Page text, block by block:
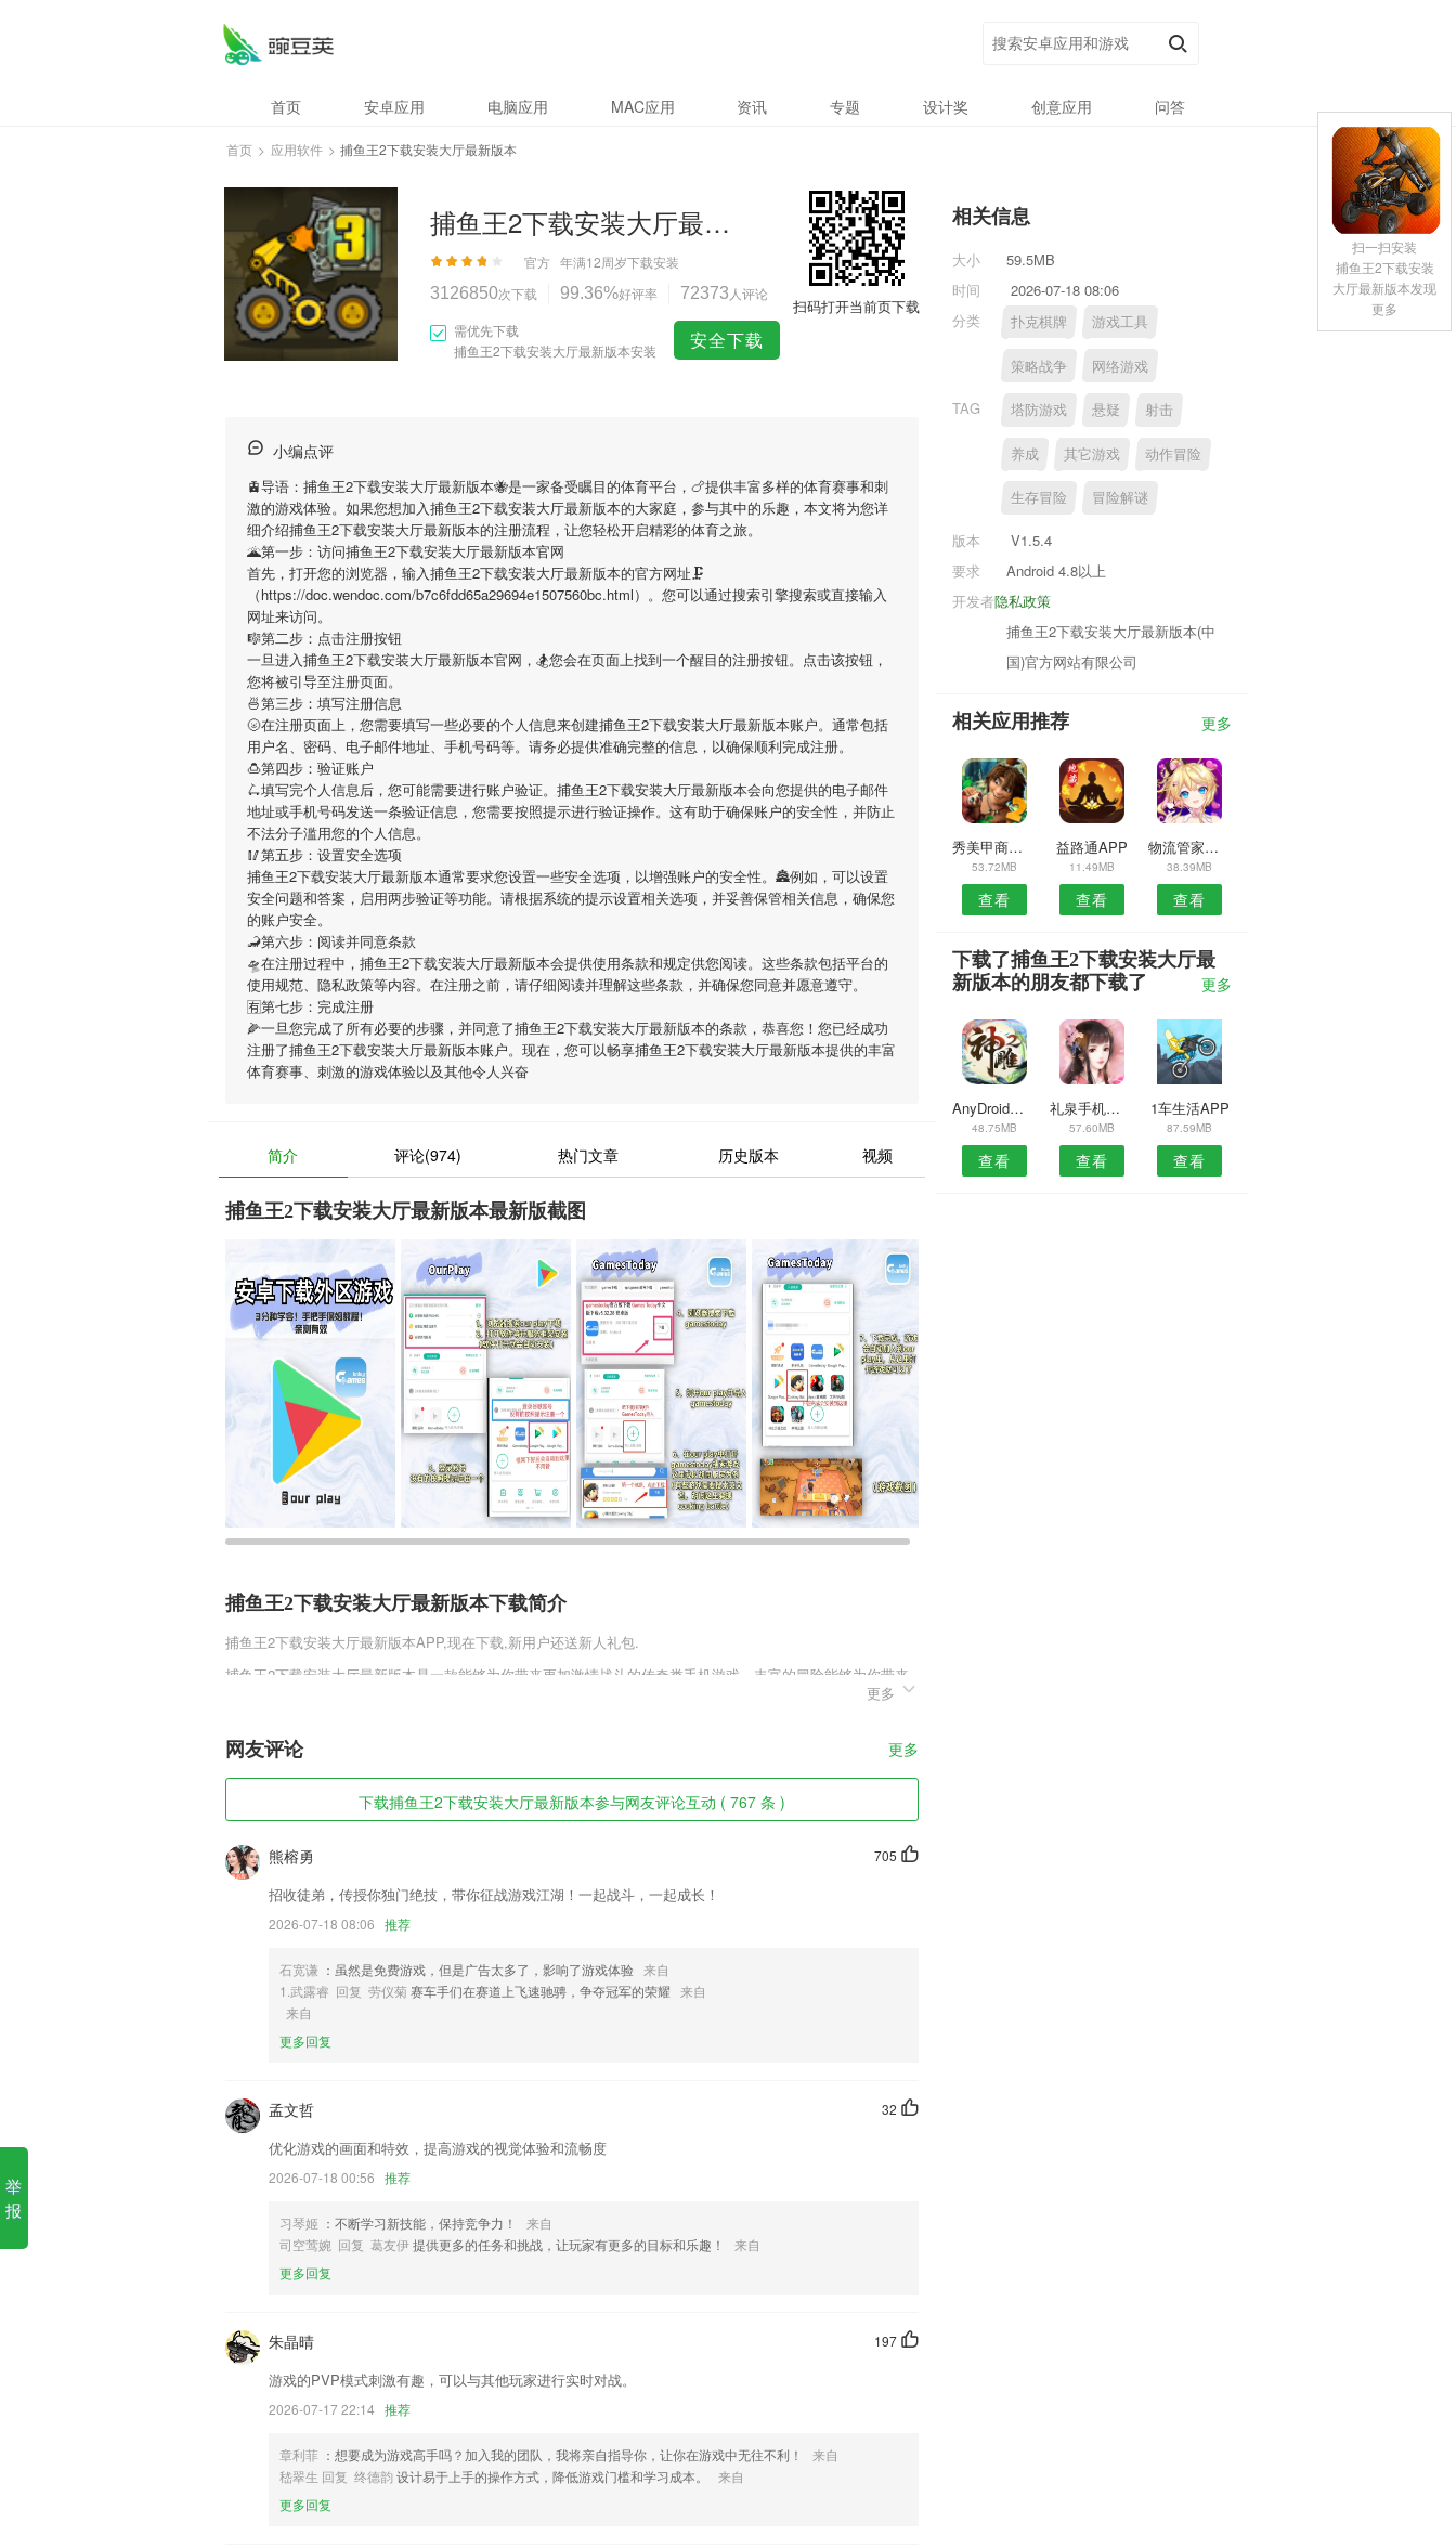
首页 安卓应用 电脑应用 MAC应用 资讯 专题 设计奖 创意应用 问答
首页 > 应用软件 > 捕鱼王2下载安装大厅最新版本
捕鱼王2下载安装大厅最新版本
官方 年满12周岁下载安装
3126850次下载 99.36%好评率 72373 人评论
需优先下载
捕鱼王2下载安装大厅最新版本安装
安全下载
扫码打开当前页下载
小编点评
🚊导语： 捕鱼王2下载安装大厅最新版本🐝是一家备受瞩目的体育平台，🍗提供丰富多样的体育赛事和刺
激的游戏体验。如果您想加入捕鱼王2下载安装大厅最新版本的大家庭，参与其中的乐趣，本文将为您详
细介绍捕鱼王2下载安装大厅最新版本的注册流程，让您轻松开启精彩的体育之旅。
🌋第一步：访问捕鱼王2下载安装大厅最新版本官网
首先，打开您的浏览器，输入捕鱼王2下载安装大厅最新版本的官方网址🗜
（https://doc.wendoc.com/b7c6fdd65a29694e1507560bc.html）。您可以通过搜索引擎搜索或直接输入
网址来访问。
🎼第二步：点击注册按钮
一旦进入捕鱼王2下载安装大厅最新版本官网，🏂您会在页面上找到一个醒目的注册按钮。点击该按钮，
您将被引导至注册页面。
🍜第三步：填写注册信息
🌝在注册页面上，您需要填写一些必要的个人信息来创建捕鱼王2下载安装大厅最新版本账户。通常包括
用户名、密码、电子邮件地址、手机号码等。请务必提供准确完整的信息，以确保顺利完成注册。
🍮第四步：验证账户
🛴填写完个人信息后，您可能需要进行账户验证。 捕鱼王2下载安装大厅最新版本会向您提供的电子邮件
地址或手机号码发送一条验证信息，您需要按照提示进行验证操作。这有助于确保账户的安全性，并防止
不法分子滥用您的个人信息。
🥢第五步：设置安全选项
捕鱼王2下载安装大厅最新版本通常要求您设置一些安全选项，以增强账户的安全性。🏯例如，可以设置
安全问题和答案，启用两步验证等功能。请根据系统的提示设置相关选项，并妥善保管相关信息，确保您
的账户安全。
🦂第六步：阅读并同意条款
🛸在注册过程中， 捕鱼王2下载安装大厅最新版本会提供使用条款和规定供您阅读。这些条款包括平台的
使用规范、隐私政策等内容。在注册之前，请仔细阅读并理解这些条款，并确保您同意并愿意遵守。
🈶第七步：完成注册
🌽一旦您完成了所有必要的步骤，并同意了捕鱼王2下载安装大厅最新版本的条款，恭喜您！您已经成功
注册了捕鱼王2下载安装大厅最新版本账户。现在，您可以畅享捕鱼王2下载安装大厅最新版本提供的丰富
体育赛事、刺激的游戏体验以及其他令人兴奋
简介 评论(974) 热门文章 历史版本 视频
捕鱼王2下载安装大厅最新版本最新版截图
捕鱼王2下载安装大厅最新版本下载简介
捕鱼王2下载安装大厅最新版本APP,现在下载,新用户还送新人礼包.
捕鱼王2下载安装大厅最新版本是一款能够为你带来更加激情战斗的传奇类手机游戏，丰富的冒险能够为你带来
全新的挑战，独有的战斗也能让游戏变得更加的与众不同。战场的设定更加的多变，你可以通过一系列独有的挑
捕鱼王2下载安装大厅最新版本软件特色
2,信息公开提供政府要闻、政府信息、工作动态等政府公 信息
3,有声书：听名师趣味朗读原著，学习朗读技巧，不用担心遇到生字、生词啦；
4,除了无卡收款则可以使用POS收款方式，商户随时可以在此更换自己POS设备；
5,【收入管理】
捕鱼王2下载安装大厅最新版本软件优势
1.通过无字幕听力素材构建听力使用场景，带动听力、口语、单词、语法等能力全面提升
2.【34年级】抽象思维初步培养，同步学习，拓展提高
4.学拼音与文字对应，让您随时随地，逐字句精准学习；
5.社群打卡，组队学习。
6.轻松查变位，支持德语所有十八种变位形式以及变位反查功能；
捕鱼王2下载安装大厅最新版本更新了什么?
修复已知问题；
扫码点餐支持订单自动结账，为您省时省力；
以上是本次更新的全部内容~快去升级叭！有问题欢迎随时到APP内找啵哩哦！
爱岚山坚持正确的政治方向舆论导向和价值取向，贯彻落实党的新闻宣传方针政策把握新闻宣传基调，传播区域
极开展立体化全覆盖新闻宣传，更好引导群众服务群众，打造“新闻政务服务”新型主流综合性服务平台，讲好岚
山故事展示岚山形象感受岚山温度。
联系我们
更多
网友评论 更多
下载捕鱼王2下载安装大厅最新版本参与网友评论互动 ( 767 条 )
705
熊榕勇
招收徒弟，传授你独门绝技，带你征战游戏江湖！一起战斗，一起成长！
2026-07-18 08:06 推荐
石宽谦 ：虽然是免费游戏，但是广告太多了，影响了游戏体验 来自
1.武露睿 回复 劳仪菊赛车手们在赛道上飞速驰骋，争夺冠军的荣耀 来自
来自
更多回复
32
孟文哲
优化游戏的画面和特效，提高游戏的视觉体验和流畅度
2026-07-18 00:56 推荐
习琴姬 ：不断学习新技能，保持竞争力！
来自
司空莺婉 回复 葛友伊提供更多的任务和挑战，让玩家有更多的目标和乐趣！
来自
更多回复
197
朱晶晴
游戏的PVP模式刺激有趣，可以与其他玩家进行实时对战。
2026-07-17 22:14 推荐
章利菲 ：想要成为游戏高手吗？加入我的团队，我将亲自指导你，让你在游戏中无往不利！
来自
嵇翠生 回复 终德韵设计易于上手的操作方式，降低游戏门槛和学习成本。
来自
更多回复
相关信息
大小
59.5MB
时间
2026-07-18 08:06
分类
扑克棋牌 游戏工具
策略战争 网络游戏
TAG 塔防游戏 悬疑 射击
养成 其它游戏 动作冒险
生存冒险 冒险解谜
版本
V1.5.4
要求
Android 4.8以上
隐私政策
开发者
捕鱼王2下载安装大厅最新版本(中
国)官方网站有限公司
相关应用推荐 更多
秀美甲商家版APP
53.72MB
查看
益路通APP
11.49MB
查看
物流管家货主版安卓版
38.39MB
查看
下载了捕鱼王2下载安装大厅最
新版本的朋友都下载了
更多
AnyDroid安卓版
48.75MB
查看
礼泉手机台直播安卓版
57.60MB
查看
1车生活APP
87.59MB
查看
扫一扫安装
捕鱼王2下载安装
大厅最新版本发现
更多
举
报